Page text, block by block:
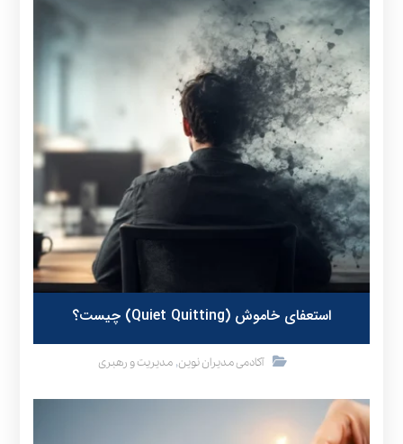
استعفای خاموش (Quiet Quitting) چیست؟
آکادمی مدیران نوین, مدیریت و رهبری